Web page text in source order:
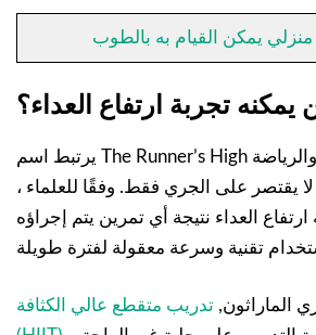
يمكنه تجربة ارتفاع العداء؟
يرتبط اسم The Runner’s High بالتأكيد بالسباق والرياضة
لا يقتصر على الجري فقط. وفقًا للعلماء ،
العداء نتيجة أي تمرين يتم إجراؤه
الماراثون, تدريب متقطع عالي الكثافة